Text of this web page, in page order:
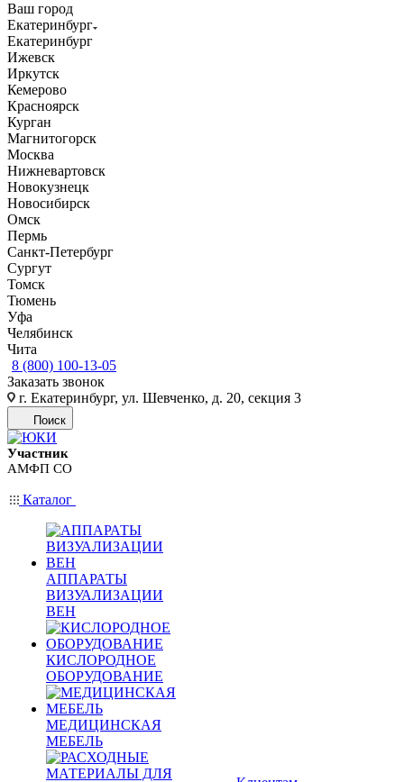
Ваш город
Екатеринбург
Екатеринбург
Ижевск
Иркутск
Кемерово
Красноярск
Курган
Магнитогорск
Москва
Нижневартовск
Новокузнецк
Новосибирск
Омск
Пермь
Санкт-Петербург
Сургут
Томск
Тюмень
Уфа
Челябинск
Чита
8 (800) 100-13-05
Заказать звонок
г. Екатеринбург, ул. Шевченко, д. 20, секция 3
Поиск
Участник
АМФП СО
Каталог
АППАРАТЫ
ВИЗУАЛИЗАЦИИ
ВЕН
КИСЛОРОДНОЕ
ОБОРУДОВАНИЕ
МЕДИЦИНСКАЯ
МЕБЕЛЬ